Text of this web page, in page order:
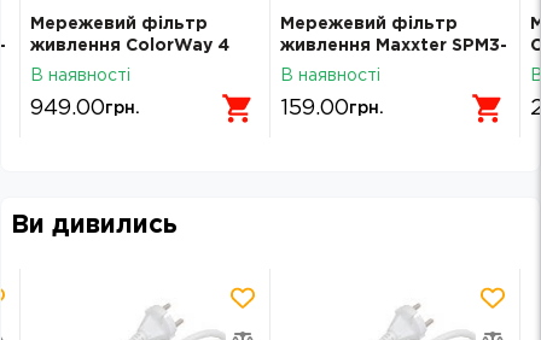
Мережевий фільтр
живлення ColorWay 4
розетки/3USB 5M (CW-
В наявності
949.00грн.
Мережевий фільтр
живлення Maxxter SPM3-
G-6G сірий 1.8 м кабель,
В наявності
159.00грн.
Ви дивились